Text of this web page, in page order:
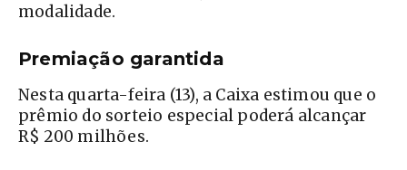
modalidade.
Premiação garantida
Nesta quarta-feira (13), a Caixa estimou que o
prêmio do sorteio especial poderá alcançar
R$ 200 milhões.